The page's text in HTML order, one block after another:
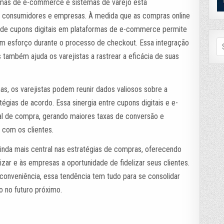
de e-commerce e sistemas de varejo está
e empresas. À medida que as compras online
cupons digitais em plataformas de e-commerce permite
esforço durante o processo de checkout. Essa integração
ajuda os varejistas a rastrear a eficácia de suas
os varejistas podem reunir dados valiosos sobre a
de acordo. Essa sinergia entre cupons digitais e e-
compra, gerando maiores taxas de conversão e
os clientes.
mais central nas estratégias de compras, oferecendo
e às empresas a oportunidade de fidelizar seus clientes.
essa tendência tem tudo para se consolidar
no futuro próximo.